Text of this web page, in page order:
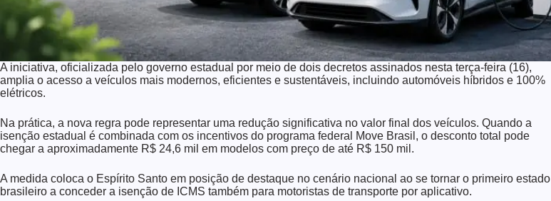
A iniciativa, oficializada pelo governo estadual por meio de dois decretos assinados nesta terça-feira (16),
amplia o acesso a veículos mais modernos, eficientes e sustentáveis, incluindo automóveis híbridos e 100%
elétricos.
Na prática, a nova regra pode representar uma redução significativa no valor final dos veículos. Quando a
isenção estadual é combinada com os incentivos do programa federal Move Brasil, o desconto total pode
chegar a aproximadamente R$ 24,6 mil em modelos com preço de até R$ 150 mil.
A medida coloca o Espírito Santo em posição de destaque no cenário nacional ao se tornar o primeiro estado
brasileiro a conceder a isenção de ICMS também para motoristas de transporte por aplicativo.